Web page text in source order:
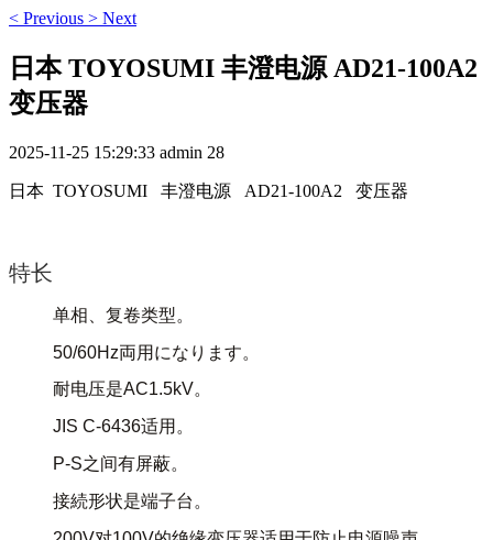
< Previous > Next
日本 TOYOSUMI 丰澄电源 AD21-100A2
变压器
2025-11-25 15:29:33 admin 28
日本 TOYOSUMI 丰澄电源 AD21-100A2 变压器
特长
单相、复卷类型。
50/60Hz両用になります。
耐电压是AC1.5kV。
JIS C-6436适用。
P-S之间有屏蔽。
接続形状是端子台。